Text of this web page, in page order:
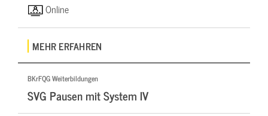
Online
MEHR ERFAHREN
BKrFQG Weiterbildungen
SVG Pausen mit System IV